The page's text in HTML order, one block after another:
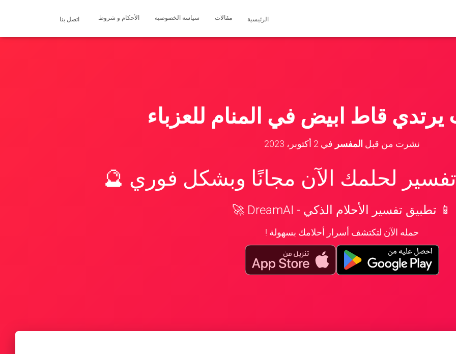
الرئيسية مقالات سياسة الخصوصية الأحكام و شروط اتصل بنا
قاط ابيض في المنام للعزباء
نشرت من قبل المفسر في 2 أكتوبر، 2023
لحلمك الآن مجانًا وبشكل فوري 🔮
📱 تطبيق تفسير الأحلام الذكي - DreamAI 🚀
حمله الآن لتكتشف أسرار أحلامك بسهولة !